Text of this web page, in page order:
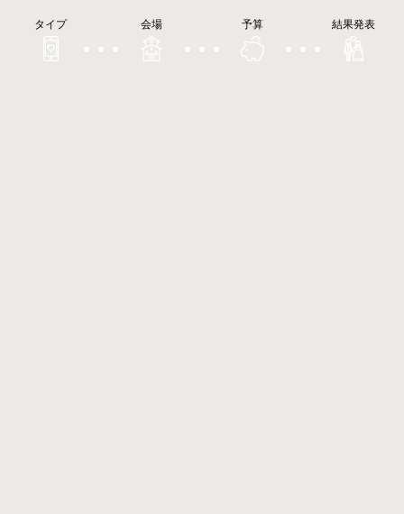
タイプ 会場 予算 結果発表